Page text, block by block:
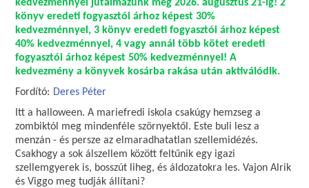
kedvezménnyel jutalmazunk meg 2026. augusztus 21-ig! 2
könyv eredeti fogyasztói árhoz képest 30%
kedvezménnyel, 3 könyv eredeti fogyasztói árhoz képest
40% kedvezménnyel, 4 vagy annál több kötet eredeti
fogyasztói árhoz képest 50% kedvezménnyel! A
kedvezmény a könyvek kosárba rakása után aktiválódik.
Fordító: Deres Péter
Itt a halloween. A mariefredi iskola csakúgy hemzseg a
zombiktól meg mindenféle szörnyektől. Este buli lesz a
menzán - és persze az elmaradhatatlan szellemidézés.
Csakhogy a sok álszellem között feltűnik egy igazi
szellemgyerek is, bosszút liheg, és áldozatokra les. Vajon Alrik
és Viggo meg tudják állítani?